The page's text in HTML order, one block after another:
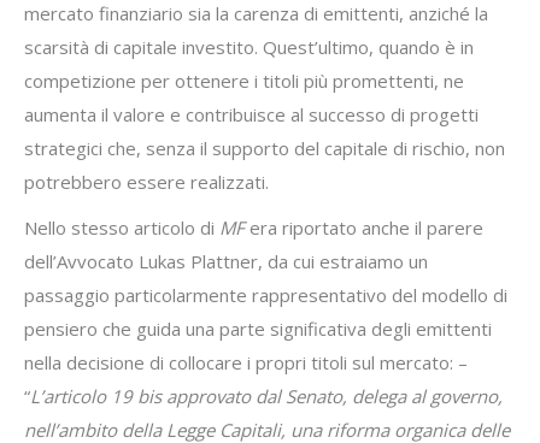
mercato finanziario sia la carenza di emittenti, anziché la
scarsità di capitale investito. Quest’ultimo, quando è in
competizione per ottenere i titoli più promettenti, ne
aumenta il valore e contribuisce al successo di progetti
strategici che, senza il supporto del capitale di rischio, non
potrebbero essere realizzati.
Nello stesso articolo di MFera riportato anche il parere
dell’Avvocato Lukas Plattner, da cui estraiamo un
passaggio particolarmente rappresentativo del modello di
pensiero che guida una parte significativa degli emittenti
nella decisione di collocare i propri titoli sul mercato: –
“L’articolo 19 bis approvato dal Senato, delega al governo,
nell’ambito della Legge Capitali, una riforma organica delle